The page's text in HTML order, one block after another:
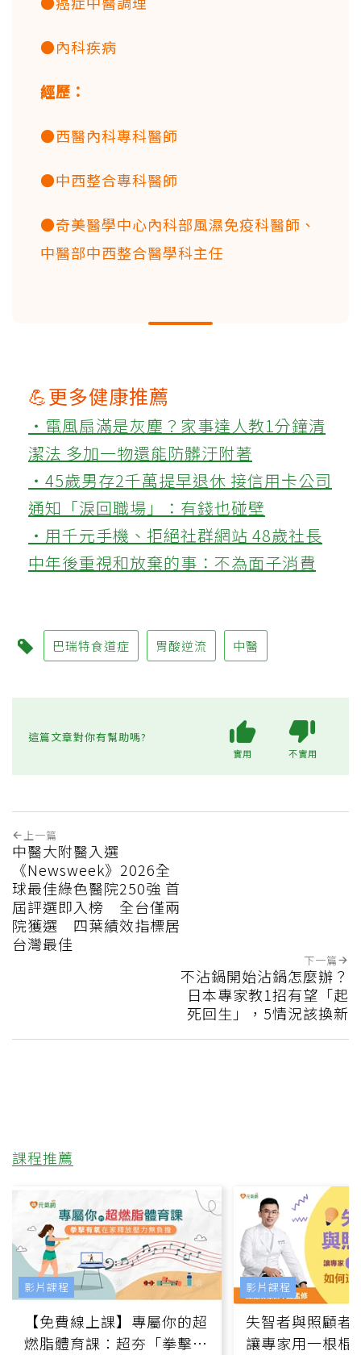
●內科疾病
經歷：
●西醫內科專科醫師
●中西整合專科醫師
●奇美醫學中心內科部風濕免疫科醫師、
中醫部中西整合醫學科主任
💪更多健康推薦
‧電風扇滿是灰塵？家事達人教1分鐘清
潔法 多加一物還能防髒汙附著
‧45歲男存2千萬提早退休 接信用卡公司
通知「淚回職場」：有錢也碰壁
‧用千元手機、拒絕社群網站 48歲社長
中年後重視和放棄的事：不為面子消費
巴瑞特食道症 胃酸逆流 中醫
這篇文章對你有幫助嗎?
實用 不實用
上一篇
中醫大附醫入選
《Newsweek》2026全
球最佳綠色醫院250強 首
屆評選即入榜 全台僅兩
院獲選 四葉績效指標居
台灣最佳
下一篇
不沾鍋開始沾鍋怎麼辦？
日本專家教1招有望「起
死回生」，5情況該換新
課程推薦
【免費線上課】專屬你的超
燃脂體育課：超夯「拳擊有
影片課程
失智者與照顧者
讓專家用一根棍
影片課程